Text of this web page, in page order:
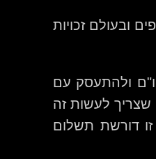
ובעולם זכויות
ולהתעסק עם
לעשות זה
דורשת תשלום